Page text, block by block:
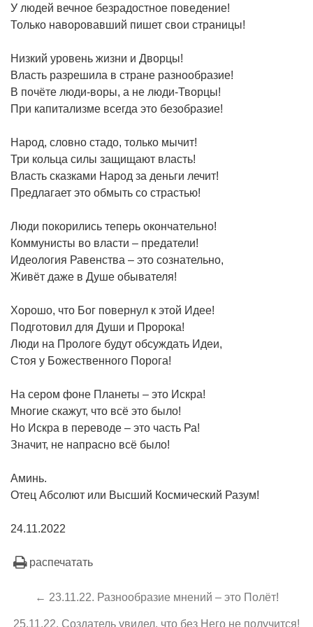
У людей вечное безрадостное поведение!
Только наворовавший пишет свои страницы!
Низкий уровень жизни и Дворцы!
Власть разрешила в стране разнообразие!
В почёте люди-воры, а не люди-Творцы!
При капитализме всегда это безобразие!
Народ, словно стадо, только мычит!
Три кольца силы защищают власть!
Власть сказками Народ за деньги лечит!
Предлагает это обмыть со страстью!
Люди покорились теперь окончательно!
Коммунисты во власти – предатели!
Идеология Равенства – это сознательно,
Живёт даже в Душе обывателя!
Хорошо, что Бог повернул к этой Идее!
Подготовил для Души и Пророка!
Люди на Прологе будут обсуждать Идеи,
Стоя у Божественного Порога!
На сером фоне Планеты – это Искра!
Многие скажут, что всё это было!
Но Искра в переводе – это часть Ра!
Значит, не напрасно всё было!
Аминь.
Отец Абсолют или Высший Космический Разум!
24.11.2022
распечатать
← 23.11.22. Разнообразие мнений – это Полёт!
25.11.22. Создатель увидел, что без Него не получится!